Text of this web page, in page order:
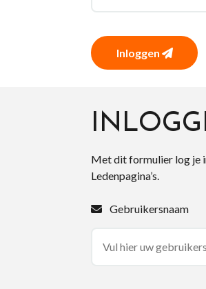
Inloggen
Met dit formulier log je
Ledenpagina’s.
Gebruikersnaam